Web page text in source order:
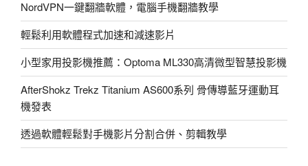
NordVPN一鍵翻牆軟體，電腦手機翻牆教學
輕鬆利用軟體程式加速和減速影片
小型家用投影機推薦：Optoma ML330高清微型智慧投影機
AfterShokz Trekz Titanium AS600系列 骨傳導藍牙運動耳
機發表
透過軟體輕鬆對手機影片分割合併、剪輯教學